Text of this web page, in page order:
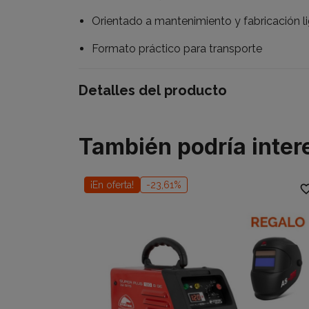
Orientado a mantenimiento y fabricación
Formato práctico para transporte
Detalles del producto
También podría
¡En oferta! -23,61%